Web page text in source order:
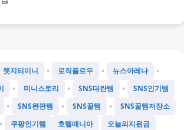
챗지티미니 • 로직플로우 • 뉴스아레나 •
• 미니스토리 • SNS대란템 • SNS인기템
• SNS완판템 • SNS꿀템 • SNS꿀템저장소
• 쿠팡인기템 호텔매니아 오늘의지원금